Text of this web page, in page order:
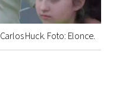
Carlos Huck. Foto: Elonce.